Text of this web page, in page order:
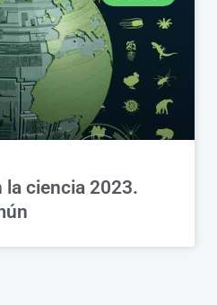
la ciencia 2023.